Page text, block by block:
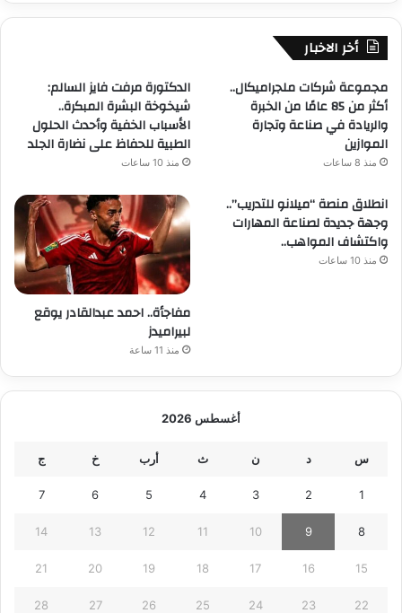
أخر الاخبار
مجموعة شركات ملجراميكال..
أكثر من 85 عامًا من الخبرة
والريادة في صناعة وتجارة
الموازين
منذ 8 ساعات
الدكتورة مرفت فايز السالم:
شيخوخة البشرة المبكرة..
الأسباب الخفية وأحدث الحلول
الطبية للحفاظ على نضارة الجلد
منذ 10 ساعات
انطلاق منصة “ميلانو للتدريب”..
وجهة جديدة لصناعة المهارات
واكتشاف المواهب..
منذ 10 ساعات
مفاجأة.. احمد عبدالقادر يوقع
لبيراميدز
منذ 11 ساعة
أغسطس 2026
س د ن ث أرب خ ج
1
2
3
4
5
6
7
8
9
10
11
12
13
14
15
16
17
18
19
20
21
22
23
24
25
26
27
28